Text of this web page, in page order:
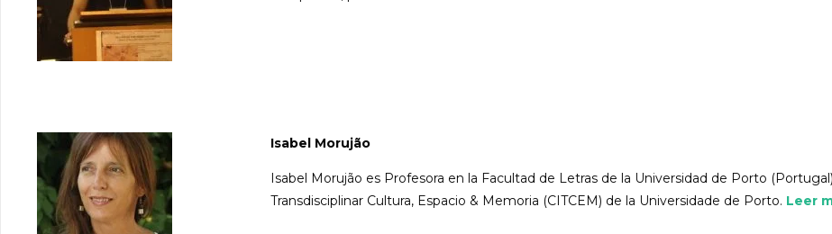
Isabel Morujão
Isabel Morujão es Profesora en la Facultad de Letras de la Universidad de Porto
Transdisciplinar Cultura, Espacio & Memoria (CITCEM) de la Universidade de Porto. Leer